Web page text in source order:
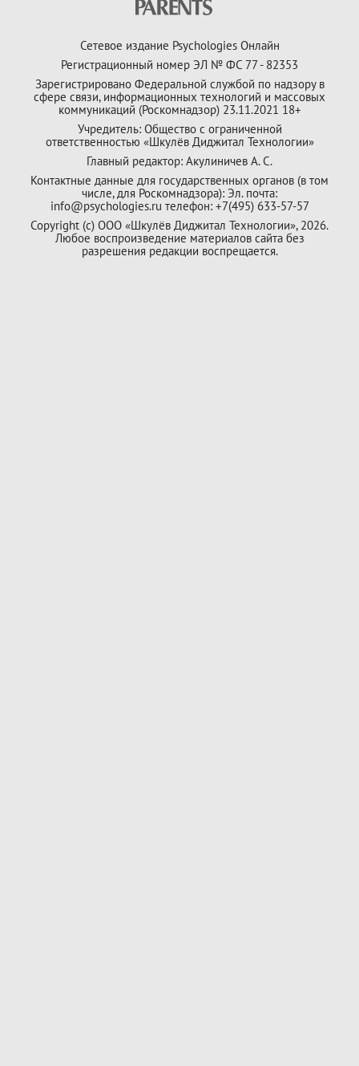
Сетевое издание Psychologies Онлайн
Регистрационный номер ЭЛ № ФС 77 - 82353
Зарегистрировано Федеральной службой по надзору в
сфере связи, информационных технологий и массовых
коммуникаций (Роскомнадзор) 23.11.2021 18+
Учредитель: Общество с ограниченной
ответственностью «Шкулёв Диджитал Технологии»
Главный редактор: Акулиничев А. С.
Контактные данные для государственных органов (в том
числе, для Роскомнадзора): Эл. почта:
info@psychologies.ru телефон: +7(495) 633-57-57
Copyright (с) ООО «Шкулёв Диджитал Технологии», 2026.
Любое воспроизведение материалов сайта без
разрешения редакции воспрещается.